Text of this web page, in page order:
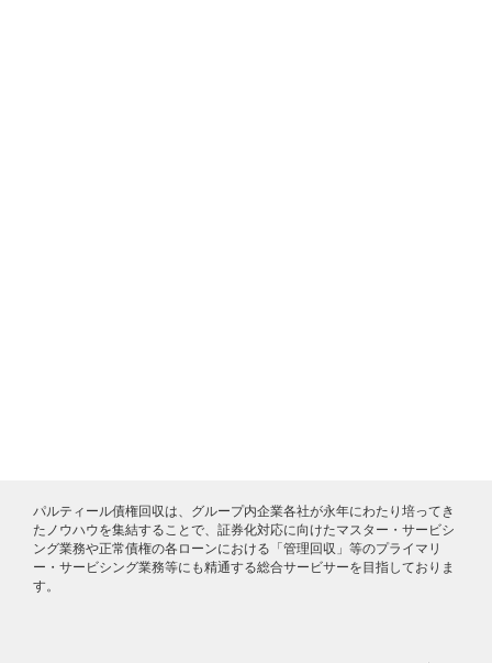
パルティール債権回収は、グループ内企業各社が永年にわたり培ってき
たノウハウを集結することで、証券化対応に向けたマスター・サービシ
ング業務や正常債権の各ローンにおける「管理回収」等のプライマリ
ー・サービシング業務等にも精通する総合サービサーを目指しておりま
す。